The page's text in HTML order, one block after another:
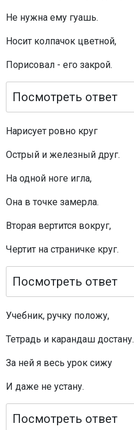
Не нужна ему гуашь.
Носит колпачок цветной,
Порисовал - его закрой.
Посмотреть ответ
Нарисует ровно круг
Острый и железный друг.
На одной ноге игла,
Она в точке замерла.
Вторая вертится вокруг,
Чертит на страничке круг.
Посмотреть ответ
Учебник, ручку положу,
Тетрадь и карандаш достану.
За ней я весь урок сижу
И даже не устану.
Посмотреть ответ